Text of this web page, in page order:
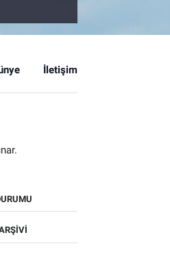
İletişim